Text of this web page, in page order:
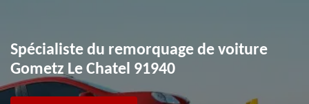
Spécialiste du remorquage de voiture
Gometz Le Chatel 91940